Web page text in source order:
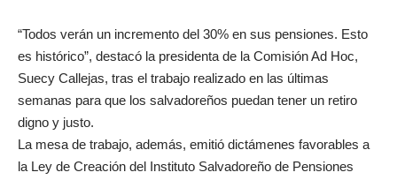
“Todos verán un incremento del 30% en sus pensiones. Esto
es histórico”, destacó la presidenta de la Comisión Ad Hoc,
Suecy Callejas, tras el trabajo realizado en las últimas
semanas para que los salvadoreños puedan tener un retiro
digno y justo.
La mesa de trabajo, además, emitió dictámenes favorables a
la Ley de Creación del Instituto Salvadoreño de Pensiones